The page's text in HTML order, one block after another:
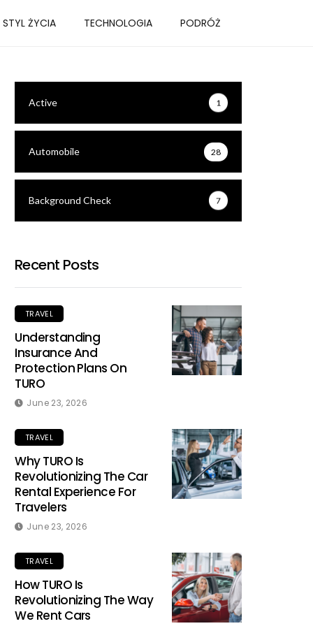
STYL ŻYCIA TECHNOLOGIA PODRÓŻ
Active 1
Automobile 28
Background Check 7
Recent Posts
TRAVEL
Understanding
Insurance And
Protection Plans On
TURO
June 23, 2026
TRAVEL
Why TURO Is
Revolutionizing The Car
Rental Experience For
Travelers
June 23, 2026
TRAVEL
How TURO Is
Revolutionizing The Way
We Rent Cars